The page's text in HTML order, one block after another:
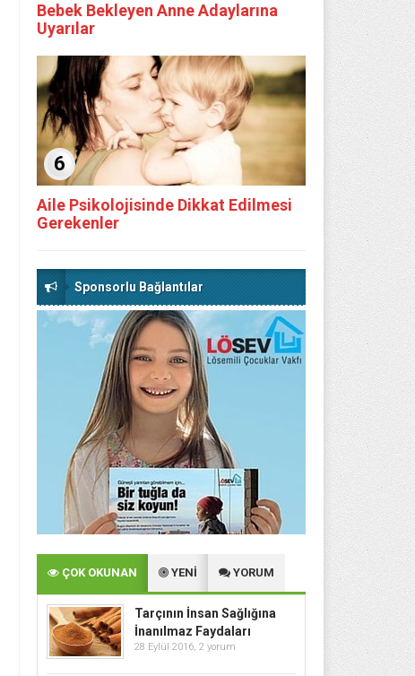
Bebek Bekleyen Anne Adaylarına
Uyarılar
6
Aile Psikolojisinde Dikkat Edilmesi
Gerekenler
Sponsorlu Bağlantılar
ÇOK OKUNAN YENİ YORUM
Tarçının İnsan Sağlığına
İnanılmaz Faydaları
28 Eylül 2016, 2 yorum